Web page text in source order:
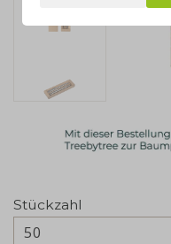
Stückzahl
50